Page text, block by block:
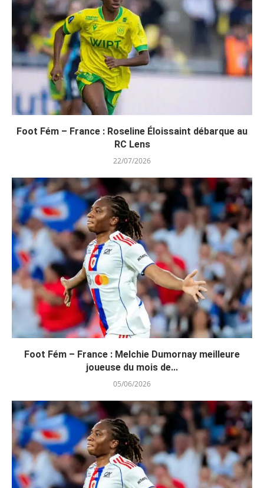
Foot Fém – France : Roseline Éloissaint débarque au
RC Lens
22/07/2026
Foot Fém – France : Melchie Dumornay meilleure
joueuse du mois de...
05/06/2026